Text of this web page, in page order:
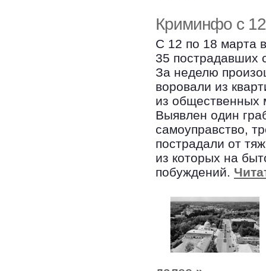
Криминфо с
С 12 по 18 марта
35 пострадавших
За неделю
воровали из
из общественных
Выявлен один
самоуправство,
пострадали от
из которых на
побуждений.